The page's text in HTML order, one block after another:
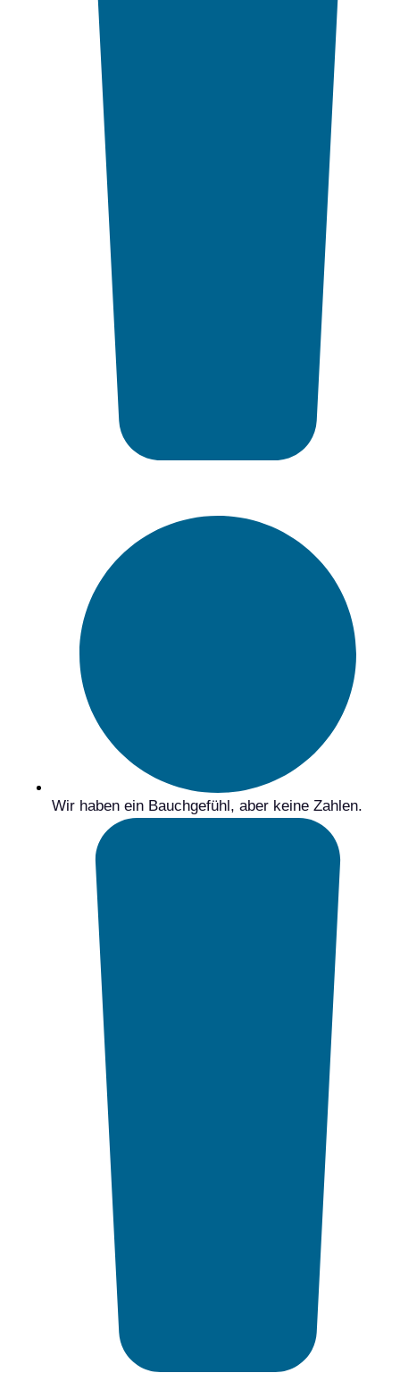
Wir haben ein Bauchgefühl, aber keine Zahlen.